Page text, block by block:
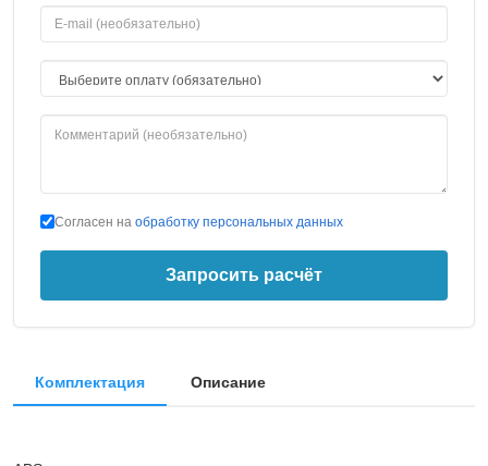
Согласен на обработку персональных данных
Запросить расчёт
Комплектация Описание